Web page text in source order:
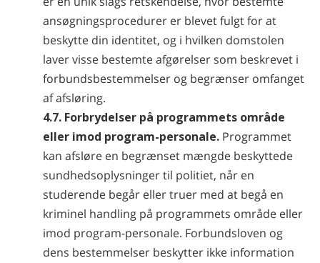
ansøgningsprocedurer er blevet fulgt for at
beskytte din identitet, og i hvilken domstolen
laver visse bestemte afgørelser som beskrevet i
forbundsbestemmelser og begrænser omfanget
af afsløring.
4.7. Forbrydelser på programmets område
eller imod program-personale. Programmet
kan afsløre en begrænset mængde beskyttede
sundhedsoplysninger til politiet, når en
studerende begår eller truer med at begå en
kriminel handling på programmets område eller
imod program-personale. Forbundsloven og
dens bestemmelser beskytter ikke information